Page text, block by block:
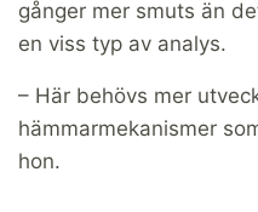
gånger mer smuts än
en viss typ av analys.
– Här behövs mer
hämmarmekanismer
hon.